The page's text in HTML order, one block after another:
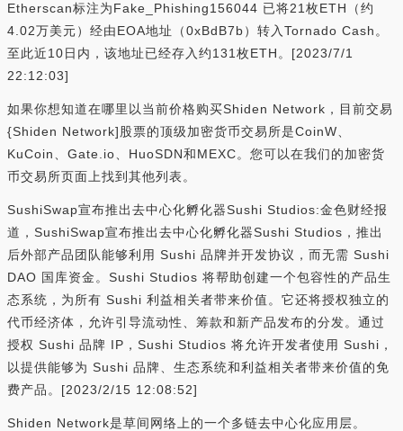
Etherscan标注为Fake_Phishing156044 已将21枚ETH（约
4.02万美元）经由EOA地址（0xBdB7b）转入Tornado Cash。
至此近10日内，该地址已经存入约131枚ETH。[2023/7/1
22:12:03]
如果你想知道在哪里以当前价格购买Shiden Network，目前交易
{Shiden Network]股票的顶级加密货币交易所是CoinW、
KuCoin、Gate.io、HuoSDN和MEXC。您可以在我们的加密货
币交易所页面上找到其他列表。
SushiSwap宣布推出去中心化孵化器Sushi Studios:金色财经报
道，SushiSwap宣布推出去中心化孵化器Sushi Studios，推出
后外部产品团队能够利用 Sushi 品牌并开发协议，而无需 Sushi
DAO 国库资金。Sushi Studios 将帮助创建一个包容性的产品生
态系统，为所有 Sushi 利益相关者带来价值。它还将授权独立的
代币经济体，允许引导流动性、筹款和新产品发布的分发。通过
授权 Sushi 品牌 IP，Sushi Studios 将允许开发者使用 Sushi，
以提供能够为 Sushi 品牌、生态系统和利益相关者带来价值的免
费产品。[2023/2/15 12:08:52]
Shiden Network是草间网络上的一个多链去中心化应用层。